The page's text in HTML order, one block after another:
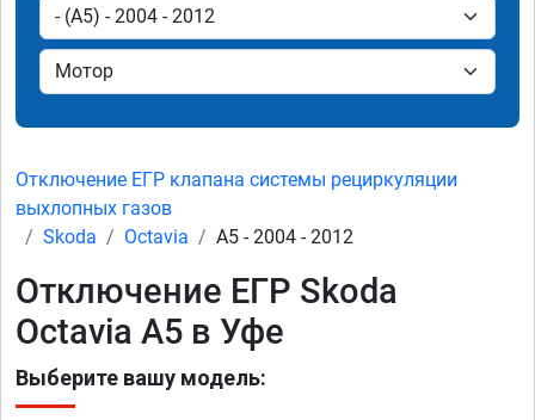
Отключение ЕГР клапана системы рециркуляции
выхлопных газов
Skoda
Octavia A5 - 2004 - 2012
Отключение ЕГР Skoda
Octavia A5 в Уфе
Выберите вашу модель: